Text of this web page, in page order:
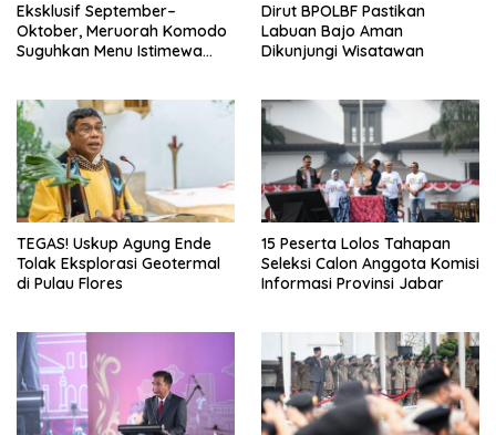
Eksklusif September–
Oktober, Meruorah Komodo
Suguhkan Menu Istimewa
Dirut BPOLBF Pastikan
Labuan Bajo Aman
Dikunjungi Wisatawan
TEGAS! Uskup Agung Ende
Tolak Eksplorasi Geotermal
di Pulau Flores
15 Peserta Lolos Tahapan
Seleksi Calon Anggota Komisi
Informasi Provinsi Jabar